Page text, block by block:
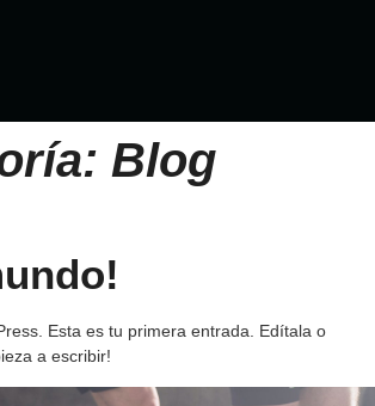
Blog
Esta es tu primera entrada. Edítala o
a escribir!